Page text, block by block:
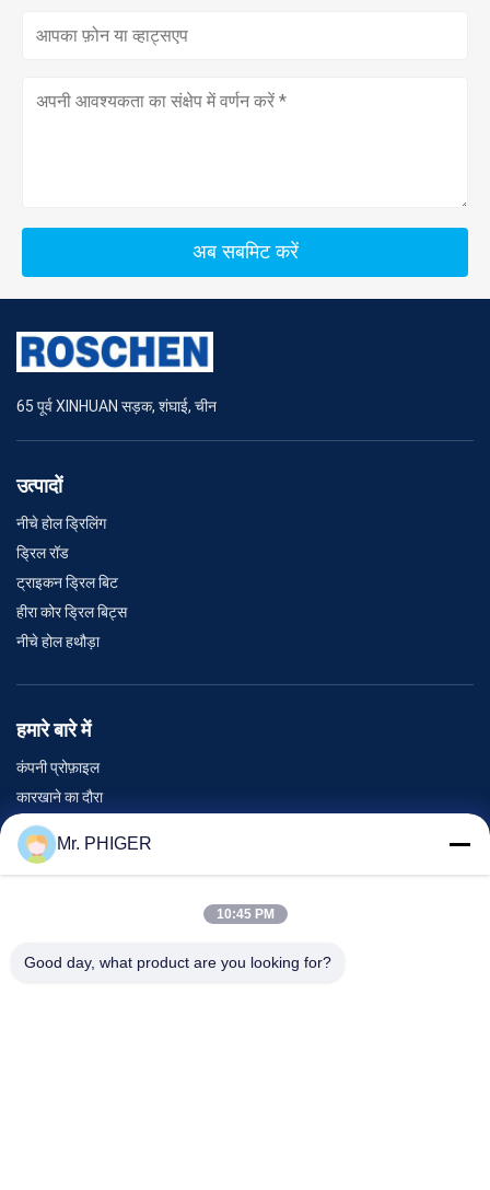
अब सबमिट करें
65 पूर्व XINHUAN सड़क, शंघाई, चीन
उत्पादों
नीचे होल ड्रिलिंग
ड्रिल रॉड
ट्राइकन ड्रिल बिट
हीरा कोर ड्रिल बिट्स
नीचे होल हथौड़ा
हमारे बारे में
कंपनी प्रोफ़ाइल
कारखाने का दौरा
गुणवत्ता नियंत्रण
साइटमैप
घटनाएँ
Mr. PHIGER
10:45 PM
Good day, what product are you looking for?